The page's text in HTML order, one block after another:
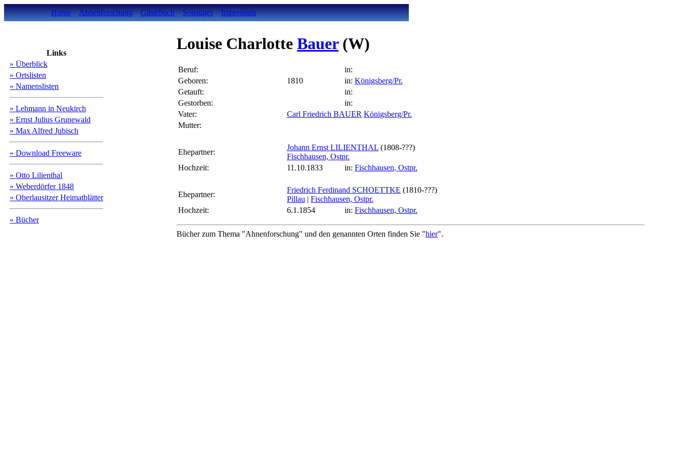
Home Ahnenforschung Gästebuch Sonstiges Impressum
Links
» Überblick
» Ortslisten
» Namenslisten
» Lehmann in Neukirch
» Ernst Julius Grunewald
» Max Alfred Jubisch
» Download Freeware
» Otto Lilienthal
» Weberdörfer 1848
» Oberlausitzer Heimatblätter
» Bücher
Louise Charlotte Bauer (W)
Beruf:
in:
Geboren:
1810 in: Königsberg/Pr.
Getauft:
in:
Gestorben:
in:
Vater:
Carl Friedrich BAUER Königsberg/Pr.
Mutter:
Ehepartner:
Johann Ernst LILIENTHAL (1808-???)
Fischhausen, Ostpr.
Hochzeit:
11.10.1833 in: Fischhausen, Ostpr.
Ehepartner:
Friedrich Ferdinand SCHOETTKE (1810-???)
Pillau | Fischhausen, Ostpr.
Hochzeit:
6.1.1854 in: Fischhausen, Ostpr.
Bücher zum Thema "Ahnenforschung" und den genannten Orten finden Sie "hier".